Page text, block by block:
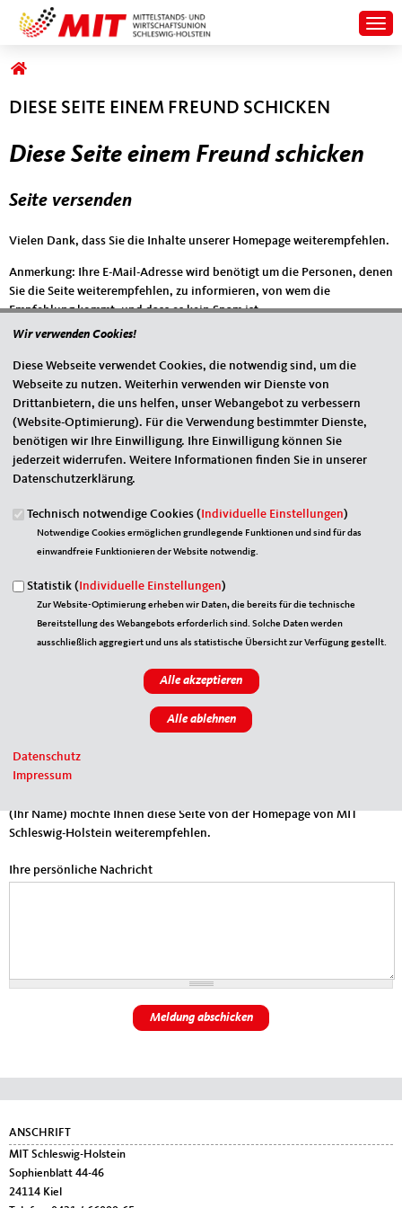
Sie sind hier
DIESE SEITE EINEM FREUND SCHICKEN
Diese Seite einem Freund schicken
Seite versenden
Vielen Dank, dass Sie die Inhalte unserer Homepage weiterempfehlen.
Anmerkung: Ihre E-Mail-Adresse wird benötigt um die Personen, denen
Sie die Seite weiterempfehlen, zu informieren, von wem die
Empfehlung kommt, und dass es kein Spam ist.
Das mit * gekennzeichnete Feld ist ein Pflichtfeld.
Eigene E-Mail-Adresse*
Eigener Name*
Senden an *
Sie leiten den folgenden Inhalt weiter
weiterempfehlen
(Ihr Name) möchte Ihnen diese Seite von der Homepage von MIT
Schleswig-Holstein weiterempfehlen.
Ihre persönliche Nachricht
Fußbereich
ANSCHRIFT
MIT Schleswig-Holstein
Sophienblatt 44-46
24114 Kiel
Wir verwenden Cookies!
Diese Webseite verwendet Cookies, die notwendig sind, um die
Webseite zu nutzen. Weiterhin verwenden wir Dienste von
Drittanbietern, die uns helfen, unser Webangebot zu verbessern
(Website-Optimierung). Für die Verwendung bestimmter Dienste,
benötigen wir Ihre Einwilligung. Ihre Einwilligung können Sie
jederzeit widerrufen. Weitere Informationen finden Sie in unserer
Datenschutzerklärung.
Technisch notwendige Cookies (Individuelle Einstellungen)
Notwendige Cookies ermöglichen grundlegende Funktionen und sind für das
einwandfreie Funktionieren der Website notwendig.
Statistik ( Individuelle Einstellungen)
Zur Website-Optimierung erheben wir Daten, die bereits für die technische
Bereitstellung des Webangebots erforderlich sind. Solche Daten werden
ausschließlich aggregiert und uns als statistische Übersicht zur Verfügung gestellt.
Datenschutz
Impressum